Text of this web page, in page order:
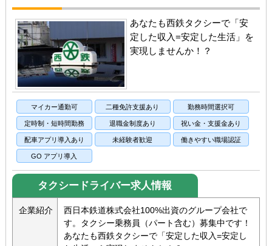
あなたも西鉄タクシーで「安
定した収入=安定した生活」を
実現しませんか！？
マイカー通勤可 二種免許支援あり 勤務時間選択可
定時制・短時間勤務 退職金制度あり 祝い金・支援金あり
配車アプリ導入あり 未経験者歓迎 働きやすい職場認証
GO アプリ導入
タクシードライバー求人情報
企業紹介
西日本鉄道株式会社100%出資のグループ会社で
す。タクシー乗務員（パート含む）募集中です！
あなたも西鉄タクシーで「安定した収入=安定し